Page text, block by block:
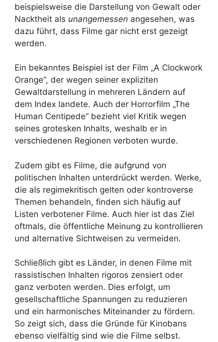
beispielsweise die Darstellung von Gewalt oder
Nacktheit als unangemessen angesehen, was
dazu führt, dass Filme gar nicht erst gezeigt
werden.
Ein bekanntes Beispiel ist der Film „A Clockwork
Orange“, der wegen seiner expliziten
Gewaltdarstellung in mehreren Ländern auf
dem Index landete. Auch der Horrorfilm „The
Human Centipede“ bezieht viel Kritik wegen
seines grotesken Inhalts, weshalb er in
verschiedenen Regionen verboten wurde.
Zudem gibt es Filme, die aufgrund von
politischen Inhalten unterdrückt werden. Werke,
die als regimekritisch gelten oder kontroverse
Themen behandeln, finden sich häufig auf
Listen verbotener Filme. Auch hier ist das Ziel
oftmals, die öffentliche Meinung zu kontrollieren
und alternative Sichtweisen zu vermeiden.
Schließlich gibt es Länder, in denen Filme mit
rassistischen Inhalten rigoros zensiert oder
ganz verboten werden. Dies erfolgt, um
gesellschaftliche Spannungen zu reduzieren
und ein harmonisches Miteinander zu fördern.
So zeigt sich, dass die Gründe für Kinobans
ebenso vielfältig sind wie die Filme selbst.